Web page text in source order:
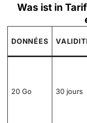
Was ist in
DONNÉES
20 Go 30 jours